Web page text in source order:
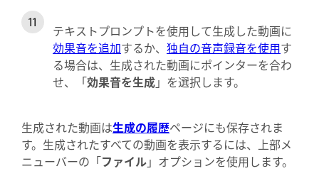
テキストプロンプトを使用して生成した動画に
効果音を追加するか、 独自の音声録音を使用す
る場合は、生成された動画にポインターを合わ
せ、「効果音を生成」を選択します。
生成された動画は生成の履歴ページにも保存されま
す。生成されたすべての動画を表示するには、上部メ
ニューバーの「ファイル」オプションを使用します。